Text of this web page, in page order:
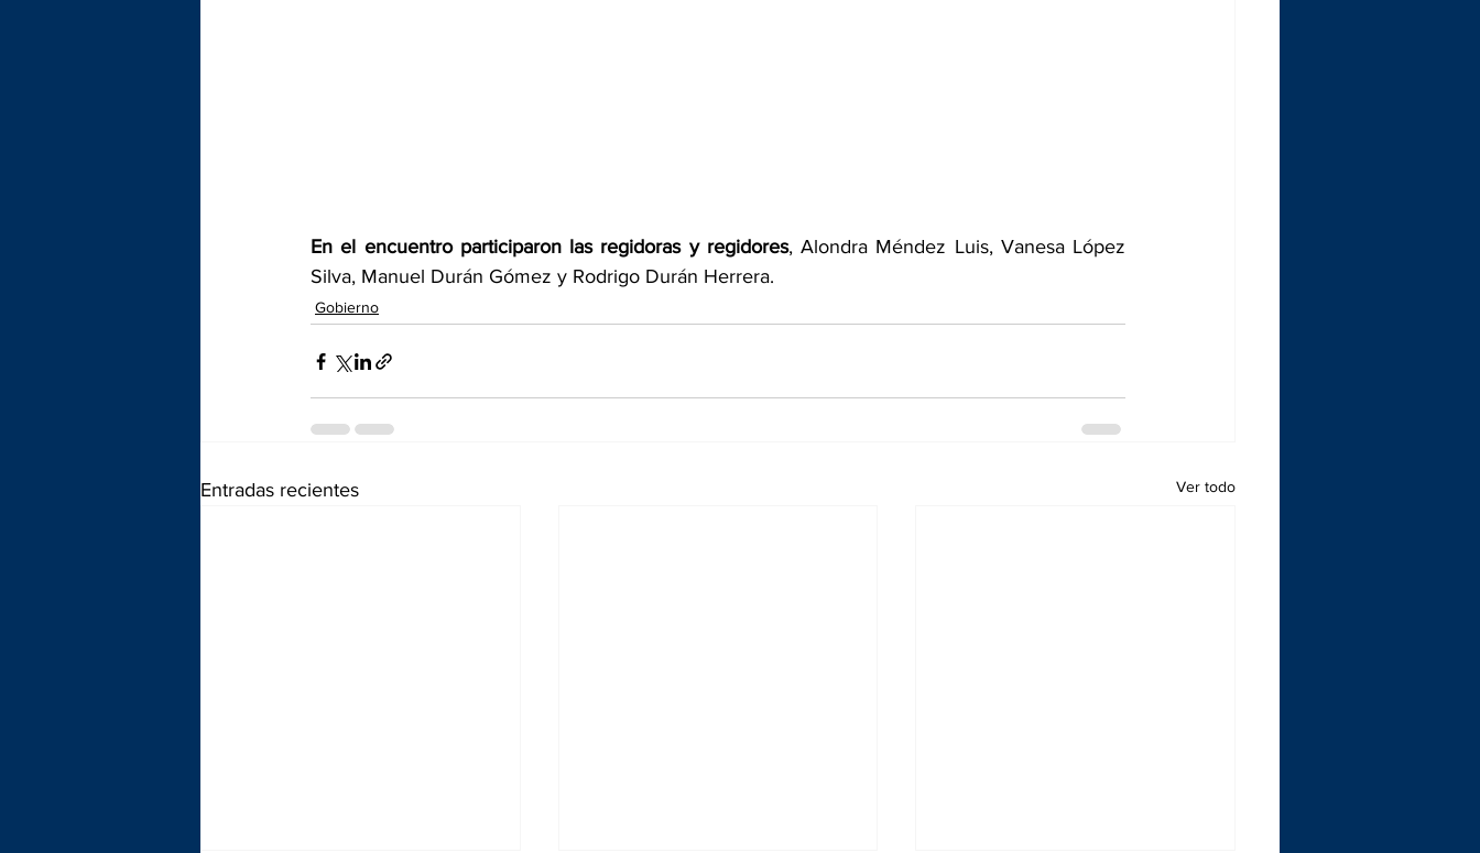
En el encuentro participaron las regidoras y regidores, Alondra Méndez Luis, Vanesa López
Silva, Manuel Durán Gómez y Rodrigo Durán Herrera.
Gobierno
Entradas recientes Ver todo